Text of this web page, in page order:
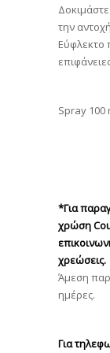
την
Εύφλεκτο
Spray 100
*Για
χρώση
χρεώσεις.
Άμεση
ημέρες.
Για